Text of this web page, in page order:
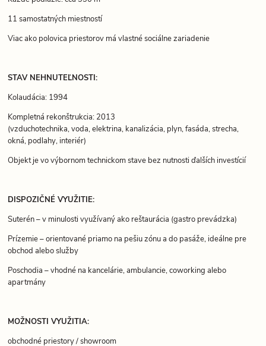
11 samostatných miestností
Viac ako polovica priestorov má vlastné sociálne zariadenie
STAV NEHNUTEĽNOSTI:
Kolaudácia: 1994
Kompletná rekonštrukcia: 2013
(vzduchotechnika, voda, elektrina, kanalizácia, plyn, fasáda, strecha,
okná, podlahy, interiér)
Objekt je vo výbornom technickom stave bez nutnosti ďalších investícií
DISPOZIČNÉ VYUŽITIE:
Suterén – v minulosti využívaný ako reštaurácia (gastro prevádzka)
Prízemie – orientované priamo na pešiu zónu a do pasáže, ideálne pre
obchod alebo služby
Poschodia – vhodné na kancelárie, ambulancie, coworking alebo
apartmány
MOŽNOSTI VYUŽITIA:
obchodné priestory / showroom